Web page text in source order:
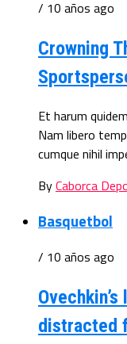
/ 10 años ago
Crowning
Et harum
Nam libero
cumque nihil
ByCaborca
Basquetbol
/ 10 años ago
distracted